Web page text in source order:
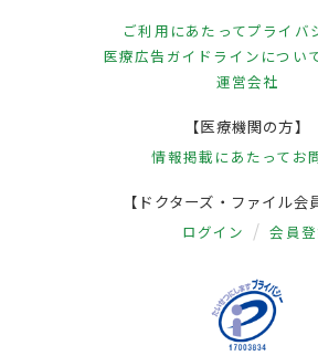
ご利用にあたってプライバ
医療広告ガイドラインについ
運営会社
【医療機関の方】
情報掲載にあたって お
【ドクターズ・ファイル会
ログイン 会員